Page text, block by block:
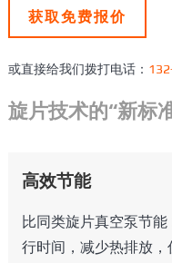
获取免费报价
或直接给我们拨打电话：
旋片技术的“新标
高效节能
比同类旋片真空泵节
行时间，减少热排放，